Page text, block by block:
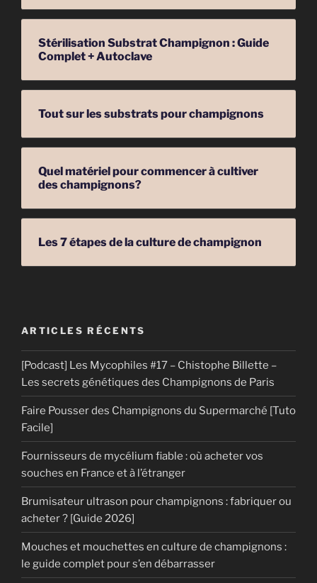
Stérilisation Substrat Champignon : Guide
Complet + Autoclave
Tout sur les substrats pour champignons
Quel matériel pour commencer à cultiver
des champignons?
Les 7 étapes de la culture de champignon
ARTICLES RÉCENTS
[Podcast] Les Mycophiles #17 – Chistophe Billette –
Les secrets génétiques des Champignons de Paris
Faire Pousser des Champignons du Supermarché [Tuto
Facile]
Fournisseurs de mycélium fiable : où acheter vos
souches en France et à l’étranger
Brumisateur ultrason pour champignons : fabriquer ou
acheter ? [Guide 2026]
Mouches et mouchettes en culture de champignons :
le guide complet pour s’en débarrasser